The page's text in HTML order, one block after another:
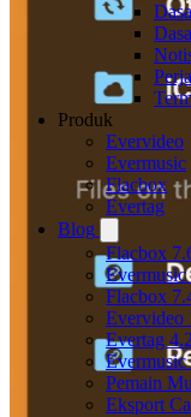
Produk
Evervideo
Evermusic
Flacbox
Evertag
Blog
Flacbox
Evermusic
Flacbox
Evervideo
Evertag
Pemain
Eksport